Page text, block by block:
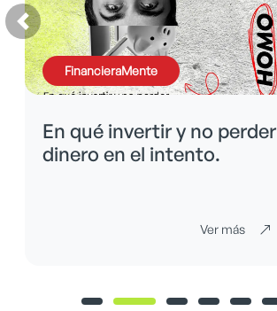
FinancieraMente
En qué invertir y no perder
dinero en el intento.
Ver más